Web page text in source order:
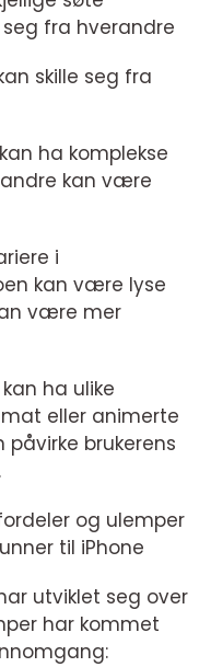
seg fra hverandre
skille seg fra
ha komplekse
kan være
i
kan være lyse
være mer
ha ulike
eller animerte
brukerens
og ulemper
til iPhone
utviklet seg over
har kommet